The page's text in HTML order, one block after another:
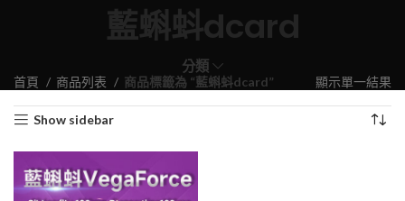
藍蝌蚪dcard
分類
首頁 商品列表 商品標籤為 “藍蝌蚪dcard” 顯示單一結果
Show sidebar